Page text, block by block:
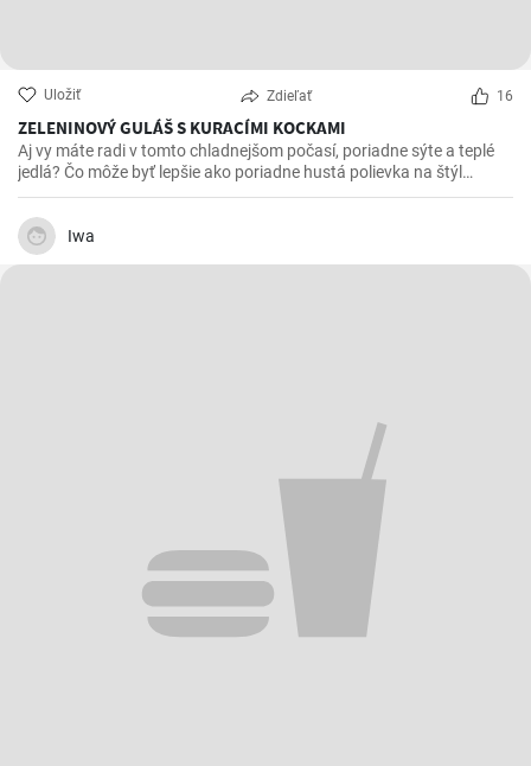
Uložiť Zdieľať 16
ZELENINOVÝ GULÁŠ S KURACÍMI KOCKAMI
Aj vy máte radi v tomto chladnejšom počasí, poriadne sýte a teplé
jedlá? Čo môže byť lepšie ako poriadne hustá polievka na štýl
gulášu. Je výborná aj prehrievá a rovnako dobrá, ak nie aj lepšia, aj
na druhý deň.
Iwa